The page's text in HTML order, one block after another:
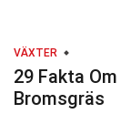
VÄXTER
29 Fakta Om
Bromsgräs